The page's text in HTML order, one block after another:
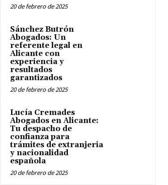
20 de febrero de 2025
Sánchez Butrón
Abogados: Un
referente legal en
Alicante con
experiencia y
resultados
garantizados
20 de febrero de 2025
Lucía Cremades
Abogados en Alicante:
Tu despacho de
confianza para
trámites de extranjeria
y nacionalidad
española
20 de febrero de 2025